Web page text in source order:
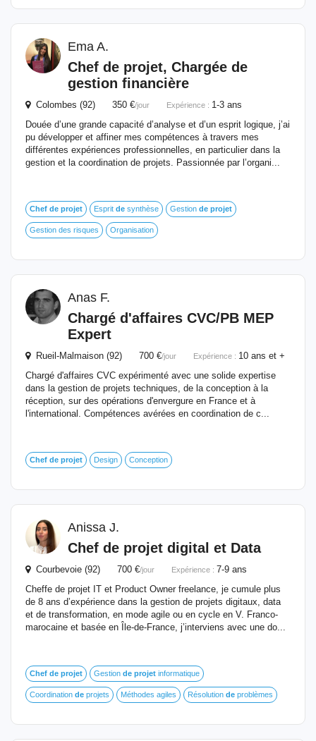
Ema A.
Chef de projet, Chargée de
gestion financière
Colombes (92) 350 €/jour Expérience : 1-3 ans
Douée d’une grande capacité d’analyse et d’un esprit logique, j’ai
pu développer et affiner mes compétences à travers mes
différentes expériences professionnelles, en particulier dans la
gestion et la coordination de projets. Passionnée par l’organi...
Chef de projet Esprit de synthèse Gestion de projet
Gestion des risques Organisation
Anas F.
Chargé d'affaires CVC/PB MEP
Expert
Rueil-Malmaison (92) 700 €/jour Expérience : 10 ans et +
Chargé d'affaires CVC expérimenté avec une solide expertise
dans la gestion de projets techniques, de la conception à la
réception, sur des opérations d'envergure en France et à
l'international. Compétences avérées en coordination de c...
Chef de projet Design Conception
Anissa J.
Chef de projet digital et Data
Courbevoie (92) 700 €/jour Expérience : 7-9 ans
Cheffe de projet IT et Product Owner freelance, je cumule plus
de 8 ans d’expérience dans la gestion de projets digitaux, data
et de transformation, en mode agile ou en cycle en V. Franco-
marocaine et basée en Île-de-France, j’interviens avec une do...
Chef de projet Gestion de projet informatique
Coordination de projets Méthodes agiles Résolution de problèmes